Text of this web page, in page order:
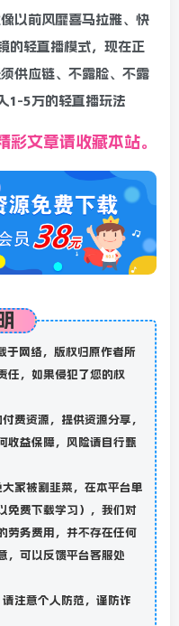
以前风靡喜马拉雅、快
的轻直播模式，现在正
供应链、不露脸、不露
1-5万的轻直播玩法
彩文章请收藏本站。
于网络，版权归原作者所
任，如果侵犯了您的权
费资源，提供资源分享，
收益保障，风险请自行甄
家被割韭菜，在本平台单
免费下载学习），我们对
劳务费用，并不存在任何
，可以反馈平台客服处
注意个人防范，谨防诈